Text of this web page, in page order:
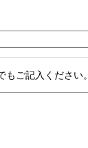
もご記入ください。